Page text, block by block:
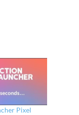
Pixel